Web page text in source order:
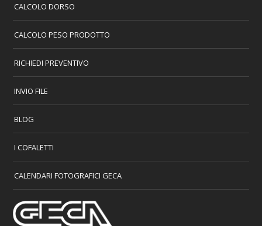
CALCOLO DORSO
CALCOLO PESO PRODOTTO
RICHIEDI PREVENTIVO
INVIO FILE
BLOG
I COFALETTI
CALENDARI FOTOGRAFICI GECA